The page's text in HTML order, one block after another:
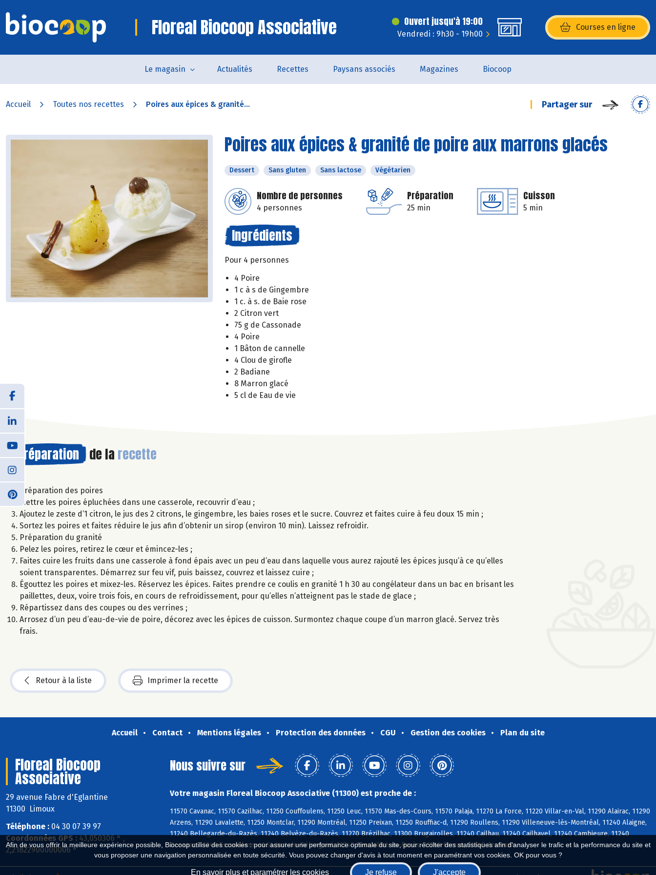
Afin de vous offrir la meilleure expérience possible, Biocoop utilise des cookies : pour assurer une performance optimale du site, pour récolter des statistiques afin d'analyser le trafic et la performance du site et
vous proposer une navigation personnalisée en toute sécurité. Vous pouvez changer d'avis à tout moment en paramétrant vos cookies. OK pour vous ?
En savoir plus et paramétrer les cookies Je refuse J'accepte
Floreal Biocoop Associative Ouvert jusqu'à 19:00
Vendredi : 9h30 - 19h00
Courses en ligne
(s’ouvre dans une nouvelle
Le magasin Actualités Recettes Paysans associés Magazines Biocoop
Accueil Toutes nos recettes Poires aux épices & granité... Partager sur
Poires aux épices & granité de poire aux marrons glacés
Dessert Sans gluten Sans lactose Végétarien
Nombre de personnes
4 personnes
Préparation
25 min
Cuisson
5 min
Ingrédients
Pour 4 personnes
4 Poire
1 c à s de Gingembre
1 c. à s. de Baie rose
2 Citron vert
75 g de Cassonade
4 Poire
1 Bâton de cannelle
4 Clou de girofle
2 Badiane
8 Marron glacé
5 cl de Eau de vie
Préparation de la recette
Préparation des poires
Mettre les poires épluchées dans une casserole, recouvrir d’eau ;
Ajoutez le zeste d’1 citron, le jus des 2 citrons, le gingembre, les baies roses et le sucre. Couvrez et faites cuire à feu doux 15 min ;
Sortez les poires et faites réduire le jus afin d’obtenir un sirop (environ 10 min). Laissez refroidir.
Préparation du granité
Pelez les poires, retirez le cœur et émincez-les ;
Faites cuire les fruits dans une casserole à fond épais avec un peu d’eau dans laquelle vous aurez rajouté les épices jusqu’à ce qu’elles
soient transparentes. Démarrez sur feu vif, puis baissez, couvrez et laissez cuire ;
Égouttez les poires et mixez-les. Réservez les épices. Faites prendre ce coulis en granité 1 h 30 au congélateur dans un bac en brisant les
paillettes, deux, voire trois fois, en cours de refroidissement, pour qu’elles n’atteignent pas le stade de glace ;
Répartissez dans des coupes ou des verrines ;
Arrosez d’un peu d’eau-de-vie de poire, décorez avec les épices de cuisson. Surmontez chaque coupe d’un marron glacé. Servez très
frais.
Retour à la liste Imprimer la recette
Accueil Contact Mentions légales Protection des données CGU Gestion des cookies Plan du site
Floreal Biocoop
Associative
29 avenue Fabre d'Eglantine
11300 Limoux
Téléphone : 04 30 07 39 97
Coordonnées GPS : 43,050306 ° ,
2,21822900000006 °
Nous suivre sur
Votre magasin Floreal Biocoop Associative (11300) est proche de :
11570 Cavanac, 11570 Cazilhac, 11250 Couffoulens, 11250 Leuc, 11570 Mas-des-Cours, 11570 Palaja, 11270 La Force, 11220 Villar-en-Val, 11290 Alairac, 11290
Arzens, 11290 Lavalette, 11250 Montclar, 11290 Montréal, 11250 Preixan, 11250 Rouffiac-d, 11290 Roullens, 11290 Villeneuve-lès-Montréal, 11240 Alaigne,
11240 Bellegarde-du-Razès, 11240 Belvèze-du-Razès, 11270 Brézilhac, 11300 Brugairolles, 11240 Cailhau, 11240 Cailhavel, 11240 Cambieure, 11240
Donazac, 11240 Escueillens-et-St-Just-de-Bélengard, 11240 Fenouillet-du-Razès, 11240 Ferran, 11240 Gramazie